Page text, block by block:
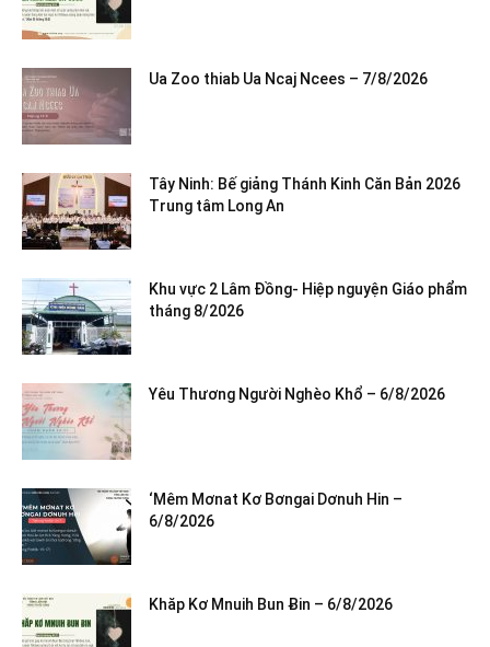
Ua Zoo thiab Ua Ncaj Ncees – 7/8/2026
Tây Ninh: Bế giảng Thánh Kinh Căn Bản 2026
Trung tâm Long An
Khu vực 2 Lâm Đồng- Hiệp nguyện Giáo phẩm
tháng 8/2026
Yêu Thương Người Nghèo Khổ – 6/8/2026
‘Mêm Mơnat Kơ Bơngai Dơnuh Hin –
6/8/2026
Khăp Kơ Mnuih Bun Ƀin – 6/8/2026